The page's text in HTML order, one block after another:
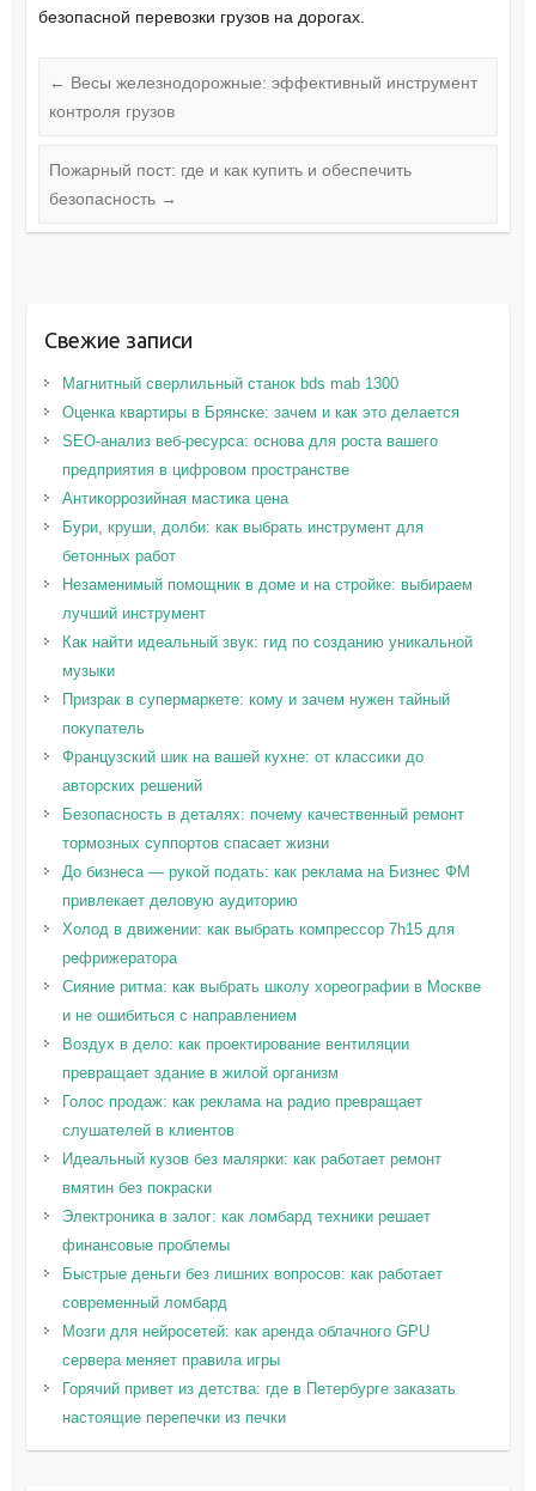
безопасной перевозки грузов на дорогах.
← Весы железнодорожные: эффективный инструмент
контроля грузов
Пожарный пост: где и как купить и обеспечить
безопасность →
Свежие записи
Магнитный сверлильный станок bds mab 1300
Оценка квартиры в Брянске: зачем и как это делается
SEO-анализ веб-ресурса: основа для роста вашего
предприятия в цифровом пространстве
Антикоррозийная мастика цена
Бури, круши, долби: как выбрать инструмент для
бетонных работ
Незаменимый помощник в доме и на стройке: выбираем
лучший инструмент
Как найти идеальный звук: гид по созданию уникальной
музыки
Призрак в супермаркете: кому и зачем нужен тайный
покупатель
Французский шик на вашей кухне: от классики до
авторских решений
Безопасность в деталях: почему качественный ремонт
тормозных суппортов спасает жизни
До бизнеса — рукой подать: как реклама на Бизнес ФМ
привлекает деловую аудиторию
Холод в движении: как выбрать компрессор 7h15 для
рефрижератора
Сияние ритма: как выбрать школу хореографии в Москве
и не ошибиться с направлением
Воздух в дело: как проектирование вентиляции
превращает здание в жилой организм
Голос продаж: как реклама на радио превращает
слушателей в клиентов
Идеальный кузов без малярки: как работает ремонт
вмятин без покраски
Электроника в залог: как ломбард техники решает
финансовые проблемы
Быстрые деньги без лишних вопросов: как работает
современный ломбард
Мозги для нейросетей: как аренда облачного GPU
сервера меняет правила игры
Горячий привет из детства: где в Петербурге заказать
настоящие перепечки из печки